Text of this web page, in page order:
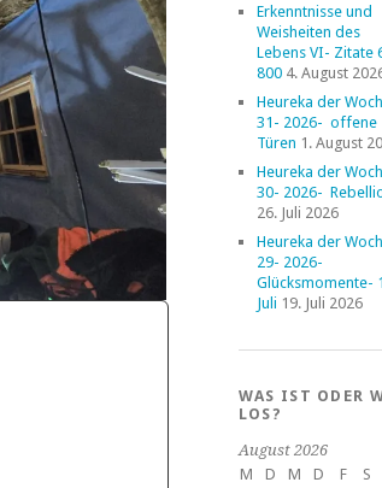
Erkenntnisse und
Weisheiten des
Lebens VI- Zitate
800 4. August
Heureka der
31- 2026- offene
Türen 1. August
Heureka der
30- 2026-
26. Juli 2026
Heureka der
29- 2026-
Glücksmomente-
Juli 19. Juli 2026
WAS IST ODER
LOS?
August 2026
M
D M D F S